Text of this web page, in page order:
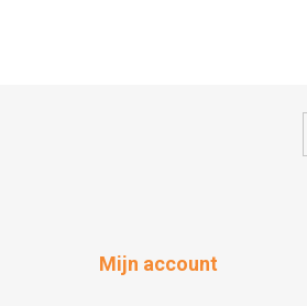
Mijn account